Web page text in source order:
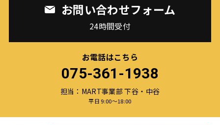
お問い合わせフォーム
24時間受付
お電話はこちら
075-361-1938
担当：MART事業部 下谷・中谷
平日 9:00〜18:00